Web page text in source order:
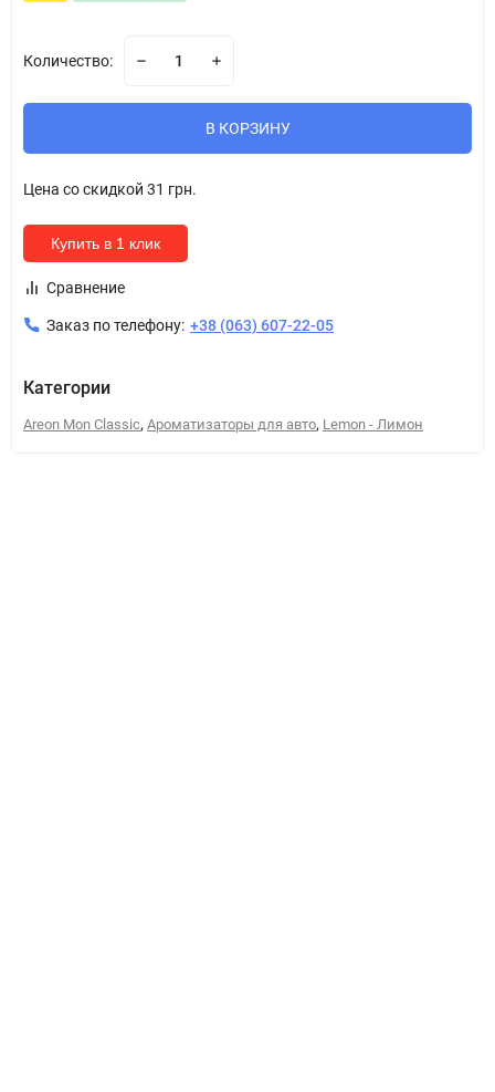
Количество:
В КОРЗИНУ
Цена со скидкой 31 грн.
Купить в 1 клик
Сравнение
Заказ по телефону: +38 (063) 607-22-05
Категории
Areon Mon Classic, Ароматизаторы для авто, Lemon - Лимон